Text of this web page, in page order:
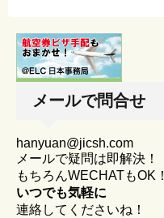
メールで問合せ
hanyuan@jicsh.com
メールで疑問は即解決！
もちろんWECHATもOK！
いつでも気軽に
連絡してくださいね！